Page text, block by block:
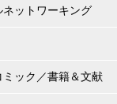
ネットワーキング
ミック／書籍＆文献